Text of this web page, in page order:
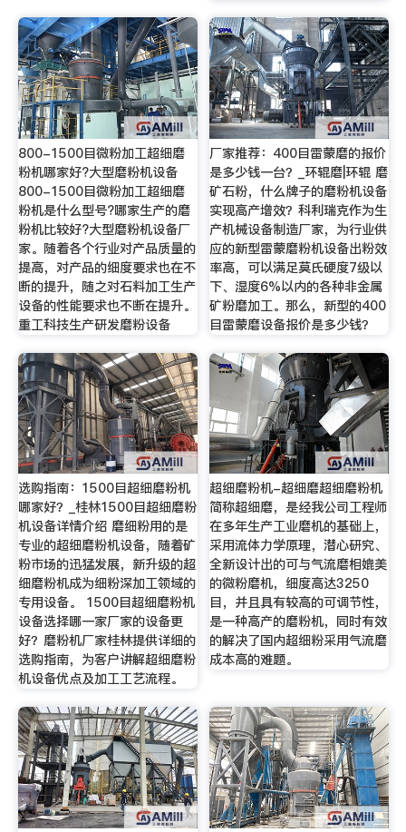
800-1500目微粉加工超细磨
粉机哪家好?大型磨粉机设备
800-1500目微粉加工超细磨
粉机是什么型号?哪家生产的磨
粉机比较好?大型磨粉机设备厂
家。随着各个行业对产品质量的
提高，对产品的细度要求也在不
断的提升，随之对石料加工生产
设备的性能要求也不断在提升。
重工科技生产研发磨粉设备
厂家推荐：400目雷蒙磨的报价
是多少钱一台？_环辊磨|环辊 磨
矿石粉，什么牌子的磨粉机设备
实现高产增效？科利瑞克作为生
产机械设备制造厂家，为行业供
应的新型雷蒙磨粉机设备出粉效
率高，可以满足莫氏硬度7级以
下、湿度6%以内的各种非金属
矿粉磨加工。那么，新型的400
目雷蒙磨设备报价是多少钱？
选购指南：1500目超细磨粉机
哪家好？_桂林1500目超细磨粉
机设备详情介绍 磨细粉用的是
专业的超细磨粉机设备，随着矿
粉市场的迅猛发展，新升级的超
细磨粉机成为细粉深加工领域的
专用设备。 1500目超细磨粉机
设备选择哪一家厂家的设备更
好？磨粉机厂家桂林提供详细的
选购指南，为客户讲解超细磨粉
机设备优点及加工工艺流程。
超细磨粉机-超细磨超细磨粉机
简称超细磨，是经我公司工程师
在多年生产工业磨机的基础上，
采用流体力学原理，潜心研究、
全新设计出的可与气流磨相媲美
的微粉磨机，细度高达3250
目，并且具有较高的可调节性，
是一种高产的磨粉机，同时有效
的解决了国内超细粉采用气流磨
成本高的难题。